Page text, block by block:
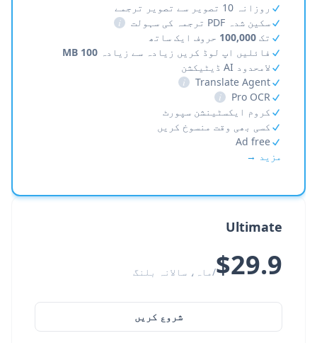
روزانہ 10 تصویر سے تصویر ترجمے
سکین شدہ PDF ترجمہ کی سہولت
i
تک 100,000 حروف ایک ساتھ
فائلیں اپ لوڈ کریں زیادہ سے زیادہ 100 MB
لامحدود AI ڈیٹیکشن
Translate Agent
i
Pro OCR
i
کروم ایکسٹینشن سپورٹ
کسی بھی وقت منسوخ کریں
Ad free
مزید →
Ultimate
$29.9/ماہ، سالانہ بلنگ
شروع کریں